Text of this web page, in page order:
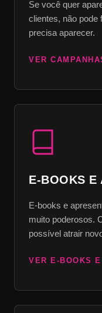
Se você quer
clientes, não pode
precisa aparecer.
VER
E-BOOKS E
E-books e
muito poderosos.
possível atrair
VER E-BOOKS